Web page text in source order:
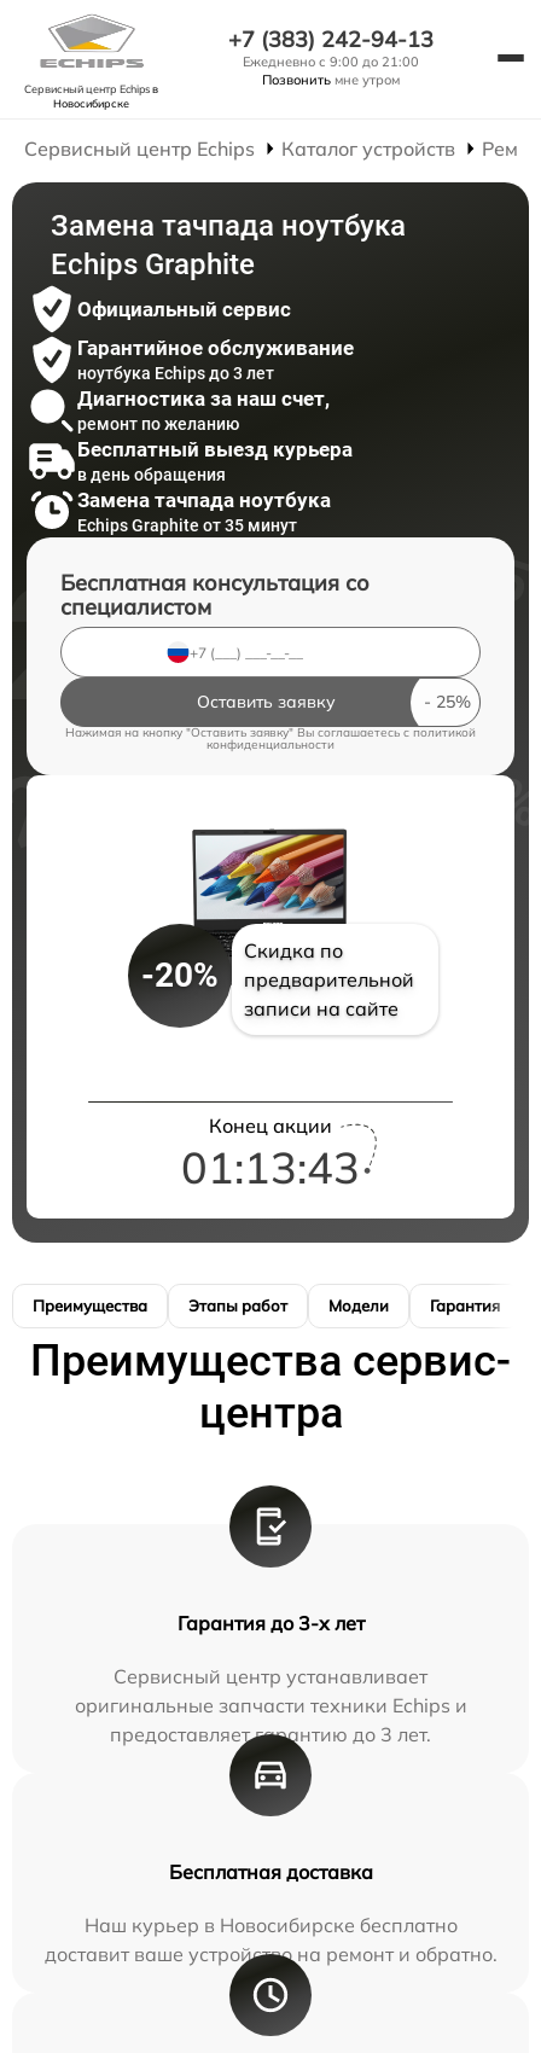
Сервисный центр Echipsв
Новосибирске
+7 (383) 242-94-13
Ежедневно с 9:00 до 21:00
Позвонить мне утром
Сервисный центр Echips Каталог устройств
Замена тачпада ноутбука
Echips Graphite
Официальный сервис
Гарантийное обслуживание
ноутбука Echips до 3 лет
Диагностика за наш счет,
ремонт по желанию
Бесплатный выезд курьера
в день обращения
Замена тачпада ноутбука
Echips Graphite от 35 минут
Бесплатная консультация со
специалистом
Оставить заявку
Нажимая на кнопку "Оставить заявку" Вы соглашаетесь cполитикой
конфиденциальности
-20%
Скидка по
предварительной
записи на сайте
Конец акции
01:13:42
Преимущества Этапы работ Модели Гарантия
Преимущества сервис-
центра
Гарантия до 3-х лет
Сервисный центр устанавливает
оригинальные запчасти техники Echips и
предоставляет гарантию до 3 лет.
Бесплатная доставка
Наш курьер в Новосибирске бесплатно
доставит ваше устройство на ремонт и обратно.